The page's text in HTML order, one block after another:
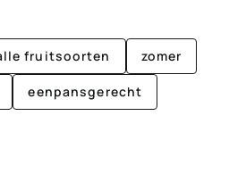
fruitsoorten zomer
eenpansgerecht